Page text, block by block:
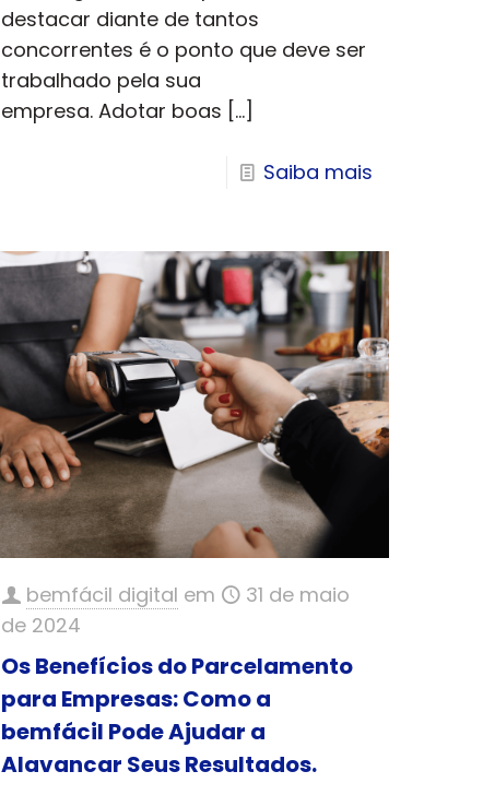
destacar diante de tantos
concorrentes é o ponto que deve ser
trabalhado pela sua
empresa. Adotar boas […]
Saiba mais
bemfácil digital em
31 de maio
de 2024
Os Benefícios do Parcelamento
para Empresas: Como a
bemfácil Pode Ajudar a
Alavancar Seus Resultados.